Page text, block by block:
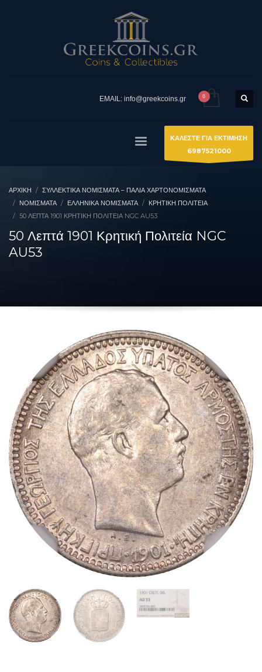
EMAIL: info@greekcoins.gr
ΚΑΛΕΣΤΕ ΓΙΑ ΕΚΤΙΜΗΣΗ
6987521000
ΑΡΧΙΚΉ
ΣΥΛΛΕΚΤΙΚΆ ΝΟΜΊΣΜΑΤΑ – ΠΑΛΙΆ ΧΑΡΤΟΝΟΜΊΣΜΑΤΑ
ΝΟΜΙΣΜΑΤΑ
ΕΛΛΗΝΙΚΆ ΝΟΜΊΣΜΑΤΑ
ΚΡΗΤΙΚΉ ΠΟΛΙΤΕΊΑ
50 ΛΕΠΤΆ 1901 ΚΡΗΤΙΚΉ ΠΟΛΙΤΕΊΑ NGC AU53
50 Λεπτά 1901 Κρητική Πολιτεία NGC
AU53